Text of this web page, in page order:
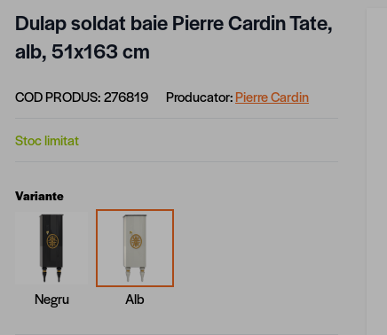
Dulap soldat baie Pierre Cardin Tate,
alb, 51x163 cm
COD PRODUS:276819 Producator:Pierre Cardin
Stoc limitat
Variante
Negru Alb